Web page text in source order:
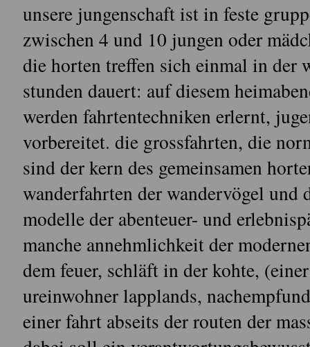
unsere jungenschaft ist in feste
zwischen 4 und 10 jungen oder
die horten treffen sich einmal in der
stunden dauert: auf diesem
werden fahrtentechniken erlernt,
vorbereitet. die grossfahrten, die
sind der kern des gemeinsamen
wanderfahrten der wandervögel und
modelle der abenteuer- und
manche annehmlichkeit der
dem feuer, schläft in der kohte,
ureinwohner lapplands,
einer fahrt abseits der routen der